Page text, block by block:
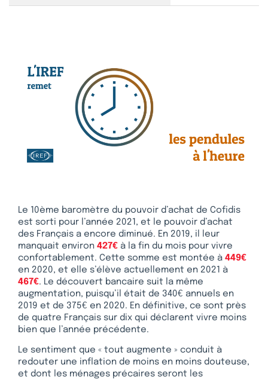
Le 10ème baromètre du pouvoir d’achat de Cofidis
est sorti pour l’année 2021, et le pouvoir d’achat
des Français a encore diminué. En 2019, il leur
manquait environ 427€ à la fin du mois pour vivre
confortablement. Cette somme est montée à 449€
en 2020, et elle s’élève actuellement en 2021 à
467€. Le découvert bancaire suit la même
augmentation, puisqu’il était de 340€ annuels en
2019 et de 375€ en 2020. En définitive, ce sont près
de quatre Français sur dix qui déclarent vivre moins
bien que l’année précédente.
Le sentiment que « tout augmente » conduit à
redouter une inflation de moins en moins douteuse,
et dont les ménages précaires seront les